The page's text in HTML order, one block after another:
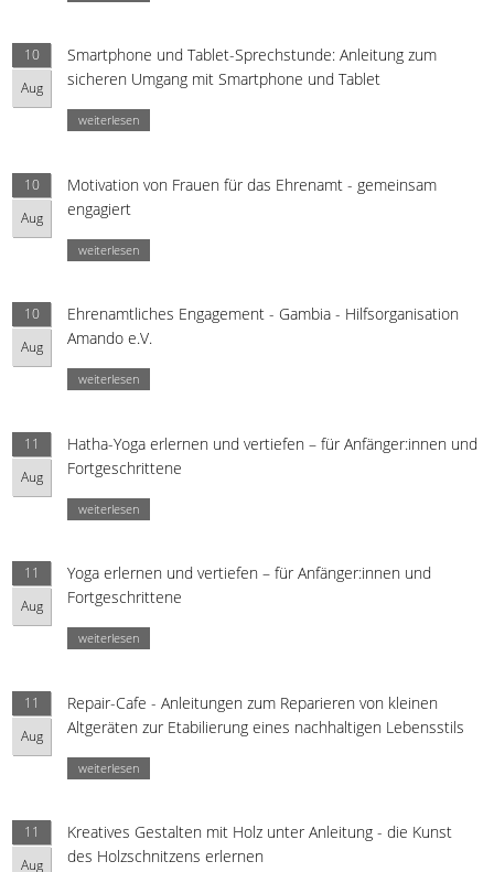
10
Aug
Smartphone und Tablet-Sprechstunde: Anleitung zum
sicheren Umgang mit Smartphone und Tablet
weiterlesen
10
Aug
Motivation von Frauen für das Ehrenamt - gemeinsam
engagiert
weiterlesen
10
Aug
Ehrenamtliches Engagement - Gambia - Hilfsorganisation
Amando e.V.
weiterlesen
11
Aug
Hatha-Yoga erlernen und vertiefen – für Anfänger:innen und
Fortgeschrittene
weiterlesen
11
Aug
Yoga erlernen und vertiefen – für Anfänger:innen und
Fortgeschrittene
weiterlesen
11
Aug
Repair-Cafe - Anleitungen zum Reparieren von kleinen
Altgeräten zur Etabilierung eines nachhaltigen Lebensstils
weiterlesen
11
Aug
Kreatives Gestalten mit Holz unter Anleitung - die Kunst
des Holzschnitzens erlernen